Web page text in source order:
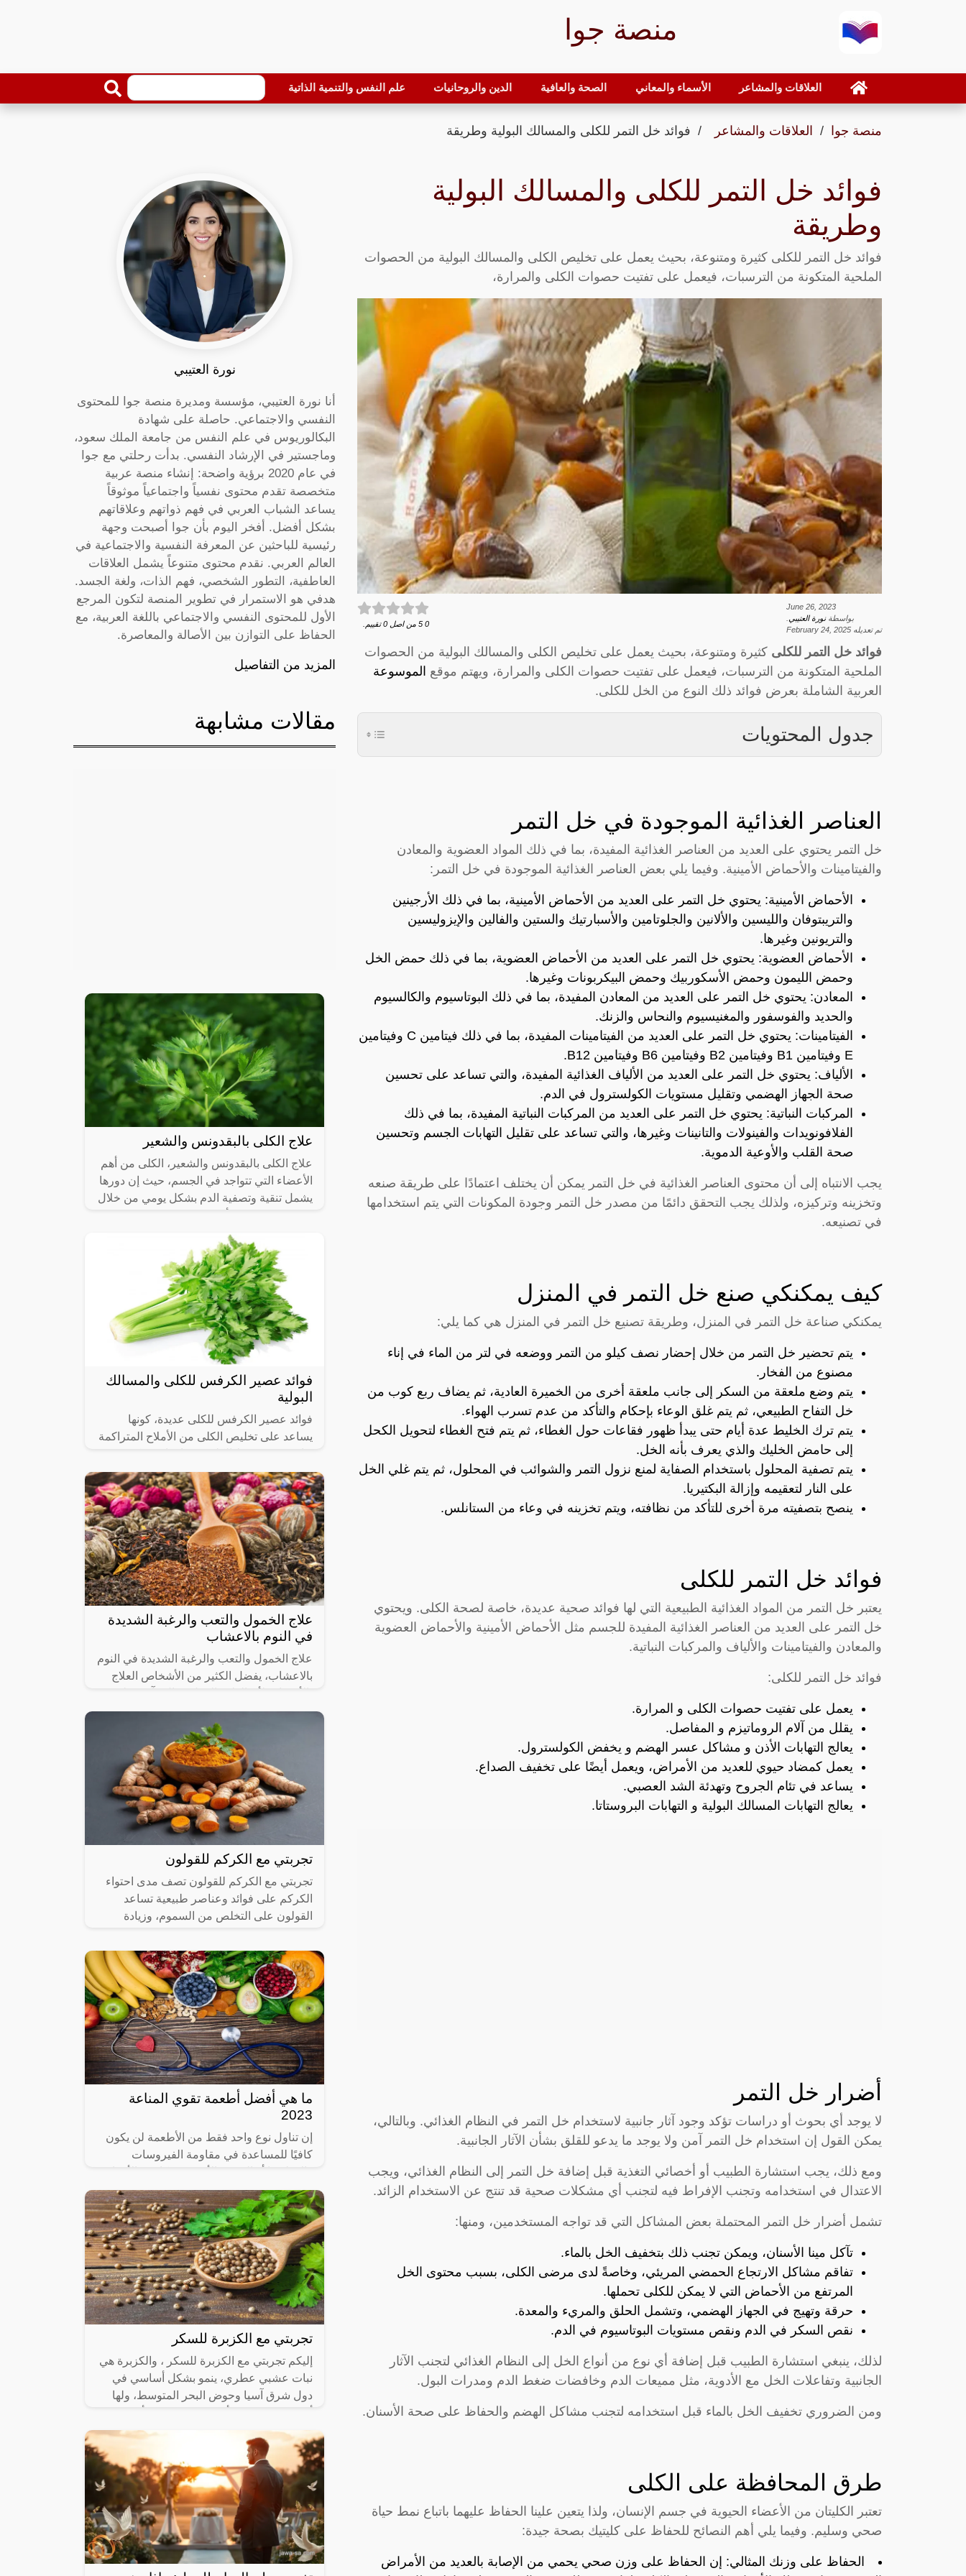
منصة جوا
العلاقات والمشاعر الأسماء والمعاني الصحة والعافية الدين والروحانيات علم النفس والتنمية الذاتية
منصة جوا العلاقات والمشاعر فوائد خل التمر للكلى والمسالك البولية وطريقة
فوائد خل التمر للكلى والمسالك البولية
وطريقة
فوائد خل التمر للكلى كثيرة ومتنوعة، بحيث يعمل على تخليص الكلى والمسالك البولية من الحصوات
الملحية المتكونة من الترسبات، فيعمل على تفتيت حصوات الكلى والمرارة،
June 26, 2023
بواسطةنورة العتيبي
تم تعديله February 24, 2025
0
5 من اصل 0 تقييم.
فوائد خل التمر للكلى كثيرة ومتنوعة، بحيث يعمل على تخليص الكلى والمسالك البولية من الحصوات
الملحية المتكونة من الترسبات، فيعمل على تفتيت حصوات الكلى والمرارة، ويهتم موقع الموسوعة
العربية الشاملة بعرض فوائد ذلك النوع من الخل للكلى.
جدول المحتويات
العناصر الغذائية الموجودة في خل التمر
خل التمر يحتوي على العديد من العناصر الغذائية المفيدة، بما في ذلك المواد العضوية والمعادن
والفيتامينات والأحماض الأمينية. وفيما يلي بعض العناصر الغذائية الموجودة في خل التمر:
الأحماض الأمينية: يحتوي خل التمر على العديد من الأحماض الأمينية، بما في ذلك الأرجينين
والتريبتوفان والليسين والألانين والجلوتامين والأسبارتيك والستين والفالين والإيزوليسين
والتريونين وغيرها.
الأحماض العضوية: يحتوي خل التمر على العديد من الأحماض العضوية، بما في ذلك حمض الخل
وحمض الليمون وحمض الأسكوربيك وحمض البيكربونات وغيرها.
المعادن: يحتوي خل التمر على العديد من المعادن المفيدة، بما في ذلك البوتاسيوم والكالسيوم
والحديد والفوسفور والمغنيسيوم والنحاس والزنك.
الفيتامينات: يحتوي خل التمر على العديد من الفيتامينات المفيدة، بما في ذلك فيتامين C وفيتامين
E وفيتامين B1 وفيتامين B2 وفيتامين B6 وفيتامين B12.
الألياف: يحتوي خل التمر على العديد من الألياف الغذائية المفيدة، والتي تساعد على تحسين
صحة الجهاز الهضمي وتقليل مستويات الكولسترول في الدم.
المركبات النباتية: يحتوي خل التمر على العديد من المركبات النباتية المفيدة، بما في ذلك
الفلافونويدات والفينولات والتانينات وغيرها، والتي تساعد على تقليل التهابات الجسم وتحسين
صحة القلب والأوعية الدموية.
يجب الانتباه إلى أن محتوى العناصر الغذائية في خل التمر يمكن أن يختلف اعتمادًا على طريقة صنعه
وتخزينه وتركيزه، ولذلك يجب التحقق دائمًا من مصدر خل التمر وجودة المكونات التي يتم استخدامها
في تصنيعه.
كيف يمكنكي صنع خل التمر في المنزل
يمكنكي صناعة خل التمر في المنزل، وطريقة تصنيع خل التمر في المنزل هي كما يلي:
يتم تحضير خل التمر من خلال إحضار نصف كيلو من التمر ووضعه في لتر من الماء في إناء
مصنوع من الفخار.
يتم وضع ملعقة من السكر إلى جانب ملعقة أخرى من الخميرة العادية، ثم يضاف ربع كوب من
خل التفاح الطبيعي، ثم يتم غلق الوعاء بإحكام والتأكد من عدم تسرب الهواء.
يتم ترك الخليط عدة أيام حتى يبدأ ظهور فقاعات حول الغطاء، ثم يتم فتح الغطاء لتحويل الكحل
إلى حامض الخليك والذي يعرف بأنه الخل.
يتم تصفية المحلول باستخدام الصفاية لمنع نزول التمر والشوائب في المحلول، ثم يتم غلي الخل
على النار لتعقيمه وإزالة البكتيريا.
ينصح بتصفيته مرة أخرى للتأكد من نظافته، ويتم تخزينه في وعاء من الستانلس.
فوائد خل التمر للكلى
يعتبر خل التمر من المواد الغذائية الطبيعية التي لها فوائد صحية عديدة، خاصة لصحة الكلى. ويحتوي
خل التمر على العديد من العناصر الغذائية المفيدة للجسم مثل الأحماض الأمينية والأحماض العضوية
والمعادن والفيتامينات والألياف والمركبات النباتية.
فوائد خل التمر للكلى:
يعمل على تفتيت حصوات الكلى و المرارة.
يقلل من آلام الروماتيزم و المفاصل.
يعالج التهابات الأذن و مشاكل عسر الهضم و يخفض الكولسترول.
يعمل كمضاد حيوي للعديد من الأمراض، ويعمل أيضًا على تخفيف الصداع.
يساعد في تئام الجروح وتهدئة الشد العصبي.
يعالج التهابات المسالك البولية و التهابات البروستاتا.
أضرار خل التمر
لا يوجد أي بحوث أو دراسات تؤكد وجود آثار جانبية لاستخدام خل التمر في النظام الغذائي. وبالتالي،
يمكن القول إن استخدام خل التمر آمن ولا يوجد ما يدعو للقلق بشأن الآثار الجانبية.
ومع ذلك، يجب استشارة الطبيب أو أخصائي التغذية قبل إضافة خل التمر إلى النظام الغذائي، ويجب
الاعتدال في استخدامه وتجنب الإفراط فيه لتجنب أي مشكلات صحية قد تنتج عن الاستخدام الزائد.
تشمل أضرار خل التمر المحتملة بعض المشاكل التي قد تواجه المستخدمين، ومنها:
تآكل مينا الأسنان، ويمكن تجنب ذلك بتخفيف الخل بالماء.
تفاقم مشاكل الارتجاع الحمضي المريئي، وخاصةً لدى مرضى الكلى، بسبب محتوى الخل
المرتفع من الأحماض التي لا يمكن للكلى تحملها.
حرقة وتهيج في الجهاز الهضمي، وتشمل الحلق والمريء والمعدة.
نقص السكر في الدم ونقص مستويات البوتاسيوم في الدم.
لذلك، ينبغي استشارة الطبيب قبل إضافة أي نوع من أنواع الخل إلى النظام الغذائي لتجنب الآثار
الجانبية وتفاعلات الخل مع الأدوية، مثل مميعات الدم وخافضات ضغط الدم ومدرات البول.
ومن الضروري تخفيف الخل بالماء قبل استخدامه لتجنب مشاكل الهضم والحفاظ على صحة الأسنان.
طرق المحافظة على الكلى
تعتبر الكليتان من الأعضاء الحيوية في جسم الإنسان، ولذا يتعين علينا الحفاظ عليهما باتباع نمط حياة
صحي وسليم. وفيما يلي أهم النصائح للحفاظ على كليتيك بصحة جيدة:
الحفاظ على وزنك المثالي: إن الحفاظ على وزن صحي يحمي من الإصابة بالعديد من الأمراض
نورة العتيبي
أنا نورة العتيبي، مؤسسة ومديرة منصة جوا للمحتوى
النفسي والاجتماعي. حاصلة على شهادة
البكالوريوس في علم النفس من جامعة الملك سعود،
وماجستير في الإرشاد النفسي. بدأت رحلتي مع جوا
في عام 2020 برؤية واضحة: إنشاء منصة عربية
متخصصة تقدم محتوى نفسياً واجتماعياً موثوقاً
يساعد الشباب العربي في فهم ذواتهم وعلاقاتهم
بشكل أفضل. أفخر اليوم بأن جوا أصبحت وجهة
رئيسية للباحثين عن المعرفة النفسية والاجتماعية في
العالم العربي. نقدم محتوى متنوعاً يشمل العلاقات
العاطفية، التطور الشخصي، فهم الذات، ولغة الجسد.
هدفي هو الاستمرار في تطوير المنصة لتكون المرجع
الأول للمحتوى النفسي والاجتماعي باللغة العربية، مع
الحفاظ على التوازن بين الأصالة والمعاصرة.
المزيد من التفاصيل
مقالات مشابهة
علاج الكلى بالبقدونس والشعير
علاج الكلى بالبقدونس والشعير، الكلى من أهم
الأعضاء التي تتواجد في الجسم، حيث إن دورها
يشمل تنقية وتصفية الدم بشكل يومي من خلال
فوائد عصير الكرفس للكلى والمسالك
البولية
فوائد عصير الكرفس للكلى عديدة، كونها
يساعد على تخليص الكلى من الأملاح المتراكمة
الحصوات، ويهتم موقع العربية الشاملة بعرض
علاج الخمول والتعب والرغبة الشديدة
في النوم بالاعشاب
علاج الخمول والتعب والرغبة الشديدة في النوم
بالاعشاب، يفضل الكثير من الأشخاص العلاج
عكس المركبات الكيميائية التي قد تسبب
تجربتي مع الكركم للقولون
تجربتي مع الكركم للقولون تصف مدى احتواء
الكركم على فوائد وعناصر طبيعية تساعد
القولون على التخلص من السموم، وزيادة
بعرض
ما هي أفضل أطعمة تقوي المناعة
2023
إن تناول نوع واحد فقط من الأطعمة لن يكون
كافيًا للمساعدة في مقاومة الفيروسات
الأخرى، فالتنوع في الأطعمة يعد أحد
تجربتي مع الكزبرة للسكر
إليكم تجربتي مع الكزبرة للسكر ، والكزبرة هي
نبات عشبي عطري، ينمو بشكل أساسي في
دول شرق آسيا وحوض البحر المتوسط، ولها